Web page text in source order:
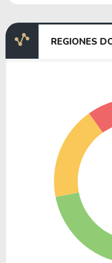
REGIONES